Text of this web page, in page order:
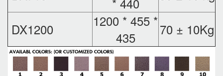
DX1200
1200 * 455 *
435
70 ± 10Kg